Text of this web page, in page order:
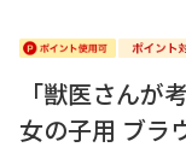
「獣医さんが
女の子用 ブラ